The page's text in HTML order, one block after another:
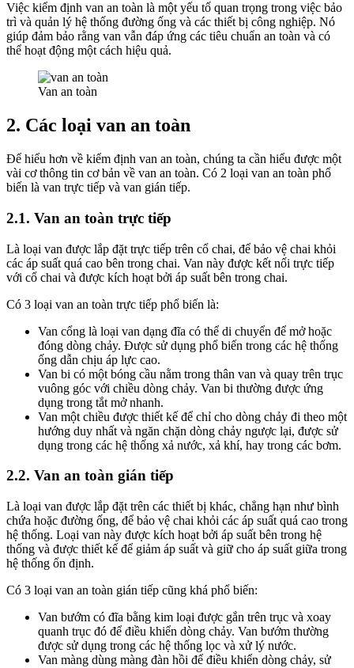
Việc kiểm định van an toàn là một yếu tố quan trọng trong việc bảo
trì và quản lý hệ thống đường ống và các thiết bị công nghiệp. Nó
giúp đảm bảo rằng van vẫn đáp ứng các tiêu chuẩn an toàn và có
thể hoạt động một cách hiệu quả.
Van an toàn
2. Các loại van an toàn
Để hiểu hơn về kiểm định van an toàn, chúng ta cần hiểu được một
vài cơ thông tin cơ bản về van an toàn. Có 2 loại van an toàn phổ
biến là van trực tiếp và van gián tiếp.
2.1. Van an toàn trực tiếp
Là loại van được lắp đặt trực tiếp trên cổ chai, để bảo vệ chai khỏi
các áp suất quá cao bên trong chai. Van này được kết nối trực tiếp
với cổ chai và được kích hoạt bởi áp suất bên trong chai.
Có 3 loại van an toàn trực tiếp phổ biến là:
Van cổng là loại van dạng đĩa có thể di chuyển để mở hoặc
đóng dòng chảy. Được sử dụng phổ biến trong các hệ thống
ống dẫn chịu áp lực cao.
Van bi có một bóng cầu nằm trong thân van và quay trên trục
vuông góc với chiều dòng chảy. Van bi thường được ứng
dụng trong tắt mở nhanh.
Van một chiều được thiết kế để chỉ cho dòng chảy đi theo một
hướng duy nhất và ngăn chặn dòng chảy ngược lại, được sử
dụng trong các hệ thống xả nước, xả khí, hay trong các bơm.
2.2. Van an toàn gián tiếp
Là loại van được lắp đặt trên các thiết bị khác, chẳng hạn như bình
chứa hoặc đường ống, để bảo vệ chai khỏi các áp suất quá cao trong
hệ thống. Loại van này được kích hoạt bởi áp suất bên trong hệ
thống và được thiết kế để giảm áp suất và giữ cho áp suất giữa trong
hệ thống ổn định.
Có 3 loại van an toàn gián tiếp cũng khá phổ biến:
Van bướm có đĩa bằng kim loại được gắn trên trục và xoay
quanh trục đó để điều khiển dòng chảy. Van bướm thường
được sử dụng trong các hệ thống lọc và xử lý nước.
Van màng dùng màng đàn hồi để điều khiển dòng chảy, sử